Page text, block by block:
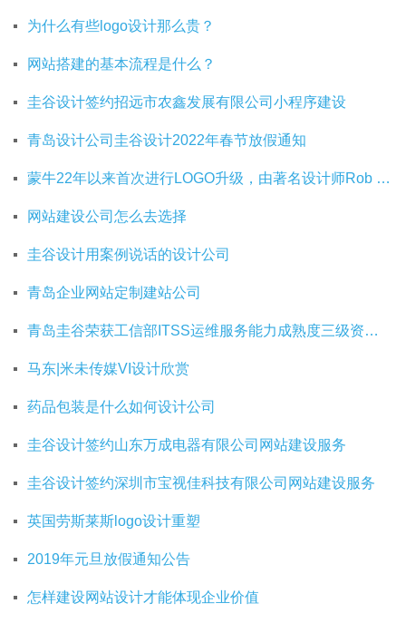
为什么有些logo设计那么贵？
网站搭建的基本流程是什么？
圭谷设计签约招远市农鑫发展有限公司小程序建设
青岛设计公司圭谷设计2022年春节放假通知
蒙牛22年以来首次进行LOGO升级，由著名设计师Rob Janoff操刀
网站建设公司怎么去选择
圭谷设计用案例说话的设计公司
青岛企业网站定制建站公司
青岛圭谷荣获工信部ITSS运维服务能力成熟度三级资质证书
马东|米未传媒VI设计欣赏
药品包装是什么如何设计公司
圭谷设计签约山东万成电器有限公司网站建设服务
圭谷设计签约深圳市宝视佳科技有限公司网站建设服务
英国劳斯莱斯logo设计重塑
2019年元旦放假通知公告
怎样建设网站设计才能体现企业价值